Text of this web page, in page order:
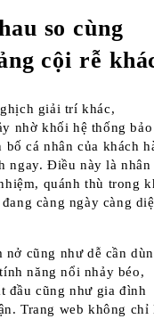
so cùng
cội rễ
giải trí khác,
nhờ khối hệ thống bảo
cá nhân của khách
ngay. Điều này là nhân
quánh thù trong
càng ngày càng
nở cũng như dễ cần
năng nổi nhảy béo,
đầu cũng như gia đình
Trang web không chỉ